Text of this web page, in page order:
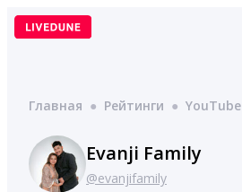
Перейти
Главная ● Рейтинги ● YouTube
Evanji Family
@evanjifamily